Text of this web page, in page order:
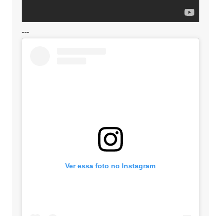
---
Ver essa foto no Instagram